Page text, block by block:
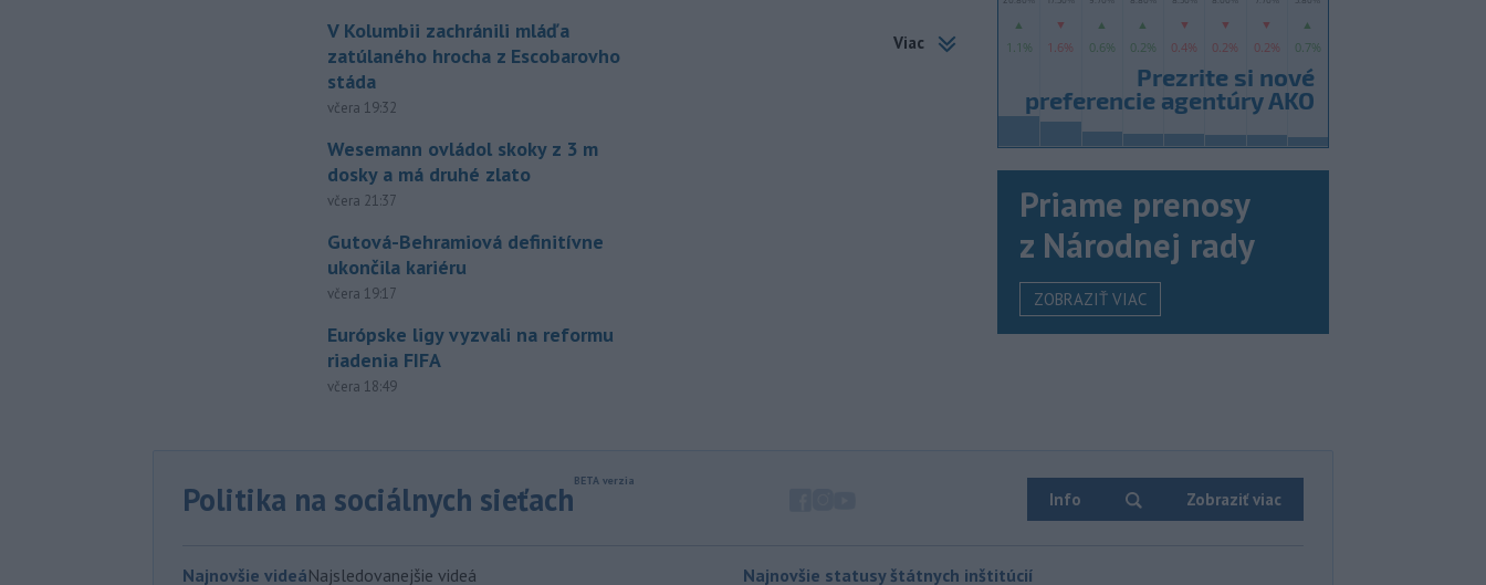
V Kolumbii zachránili mláďa
zatúlaného hrocha z Escobarovho
stáda
včera 19:32
Wesemann ovládol skoky z 3 m
dosky a má druhé zlato
včera 21:37
Gutová-Behramiová definitívne
ukončila kariéru
včera 19:17
Európske ligy vyzvali na reformu
riadenia FIFA
včera 18:49
rieky ho našli rybári so známkami
Revolučné gardy (IRGC).
Viac
Priame prenosy
z Národnej rady
ZOBRAZIŤ VIAC
Politika na sociálnych sieťach Info Zobraziť viac
Najnovšie videáNajsledovanejšie videá Najnovšie statusy štátnych inštitúcií